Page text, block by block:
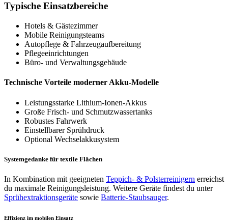
Typische Einsatzbereiche
Hotels & Gästezimmer
Mobile Reinigungsteams
Autopflege & Fahrzeugaufbereitung
Pflegeeinrichtungen
Büro- und Verwaltungsgebäude
Technische Vorteile moderner Akku-Modelle
Leistungsstarke Lithium-Ionen-Akkus
Große Frisch- und Schmutzwassertanks
Robustes Fahrwerk
Einstellbarer Sprühdruck
Optional Wechselakkusystem
Systemgedanke für textile Flächen
In Kombination mit geeigneten Teppich- & Polsterreinigern erreichst
du maximale Reinigungsleistung. Weitere Geräte findest du unter
Sprühextraktionsgeräte sowie Batterie-Staubsauger.
Effizienz im mobilen Einsatz